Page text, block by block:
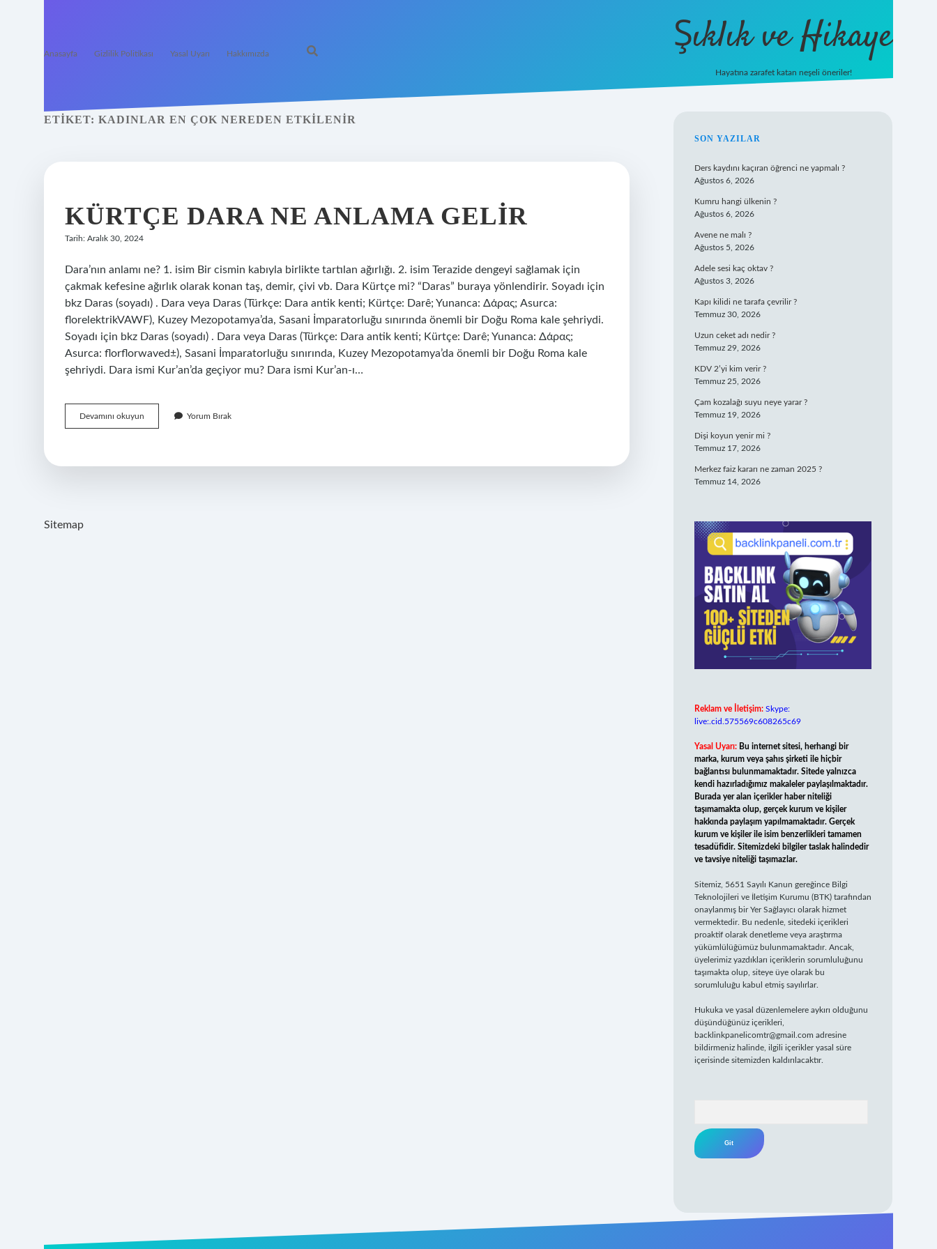
Anasayfa Gizlilik Politikası Yasal Uyarı Hakkımızda Şıklık ve Hikaye
Hayatına zarafet katan neşeli öneriler!
ETIKET: KADINLAR EN ÇOK NEREDEN ETKILENIR
KÜRTÇE DARA NE ANLAMA GELIR
Tarih: Aralık 30, 2024
Dara’nın anlamı ne? 1. isim Bir cismin kabıyla birlikte tartılan ağırlığı. 2. isim Terazide dengeyi sağlamak için
çakmak kefesine ağırlık olarak konan taş, demir, çivi vb. Dara Kürtçe mi? “Daras” buraya yönlendirir. Soyadı için
bkz Daras (soyadı) . Dara veya Daras (Türkçe: Dara antik kenti; Kürtçe: Darê; Yunanca: Δάρας; Asurca:
florelektrikVAWF), Kuzey Mezopotamya’da, Sasani İmparatorluğu sınırında önemli bir Doğu Roma kale şehriydi.
Soyadı için bkz Daras (soyadı) . Dara veya Daras (Türkçe: Dara antik kenti; Kürtçe: Darê; Yunanca: Δάρας;
Asurca: florflorwaved±), Sasani İmparatorluğu sınırında, Kuzey Mezopotamya’da önemli bir Doğu Roma kale
şehriydi. Dara ismi Kur’an’da geçiyor mu? Dara ismi Kur’an-ı…
Devamını okuyun
Dara
Gelir
Yorum Bırak
Sitemap
SIDEBAR
SON YAZILAR
Ders kaydını kaçıran öğrenci ne yapmalı ?
Ağustos 6, 2026
Kumru hangi ülkenin ?
Ağustos 6, 2026
Avene ne malı ?
Ağustos 5, 2026
Adele sesi kaç oktav ?
Ağustos 3, 2026
Kapı kilidi ne tarafa çevrilir ?
Temmuz 30, 2026
Uzun ceket adı nedir ?
Temmuz 29, 2026
KDV 2’yi kim verir ?
Temmuz 25, 2026
Çam kozalağı suyu neye yarar ?
Temmuz 19, 2026
Dişi koyun yenir mi ?
Temmuz 17, 2026
Merkez faiz kararı ne zaman 2025 ?
Temmuz 14, 2026
Reklam ve İletişim: Skype:
live:.cid.575569c608265c69
Yasal Uyarı: Bu internet sitesi, herhangi bir
marka, kurum veya şahıs şirketi ile hiçbir
bağlantısı bulunmamaktadır. Sitede yalnızca
kendi hazırladığımız makaleler paylaşılmaktadır.
Burada yer alan içerikler haber niteliği
taşımamakta olup, gerçek kurum ve kişiler
hakkında paylaşım yapılmamaktadır. Gerçek
kurum ve kişiler ile isim benzerlikleri tamamen
tesadüfidir. Sitemizdeki bilgiler taslak halindedir
ve tavsiye niteliği taşımazlar.
Sitemiz, 5651 Sayılı Kanun gereğince Bilgi
Teknolojileri ve İletişim Kurumu (BTK) tarafından
onaylanmış bir Yer Sağlayıcı olarak hizmet
vermektedir. Bu nedenle, sitedeki içerikleri
proaktif olarak denetleme veya araştırma
yükümlülüğümüz bulunmamaktadır. Ancak,
üyelerimiz yazdıkları içeriklerin sorumluluğunu
taşımakta olup, siteye üye olarak bu
sorumluluğu kabul etmiş sayılırlar.
Hukuka ve yasal düzenlemelere aykırı olduğunu
düşündüğünüz içerikleri,
backlinkpanelicomtr@gmail.com adresine
bildirmeniz halinde, ilgili içerikler yasal süre
içerisinde sitemizden kaldırılacaktır.